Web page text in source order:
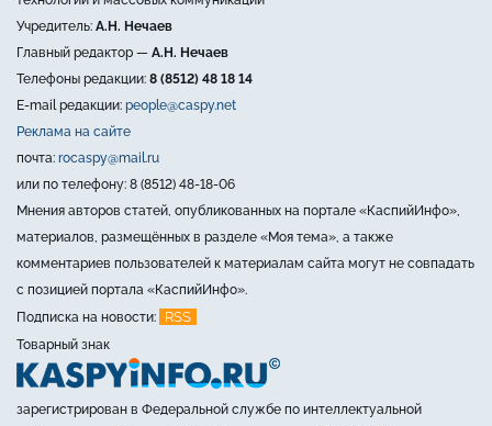
Учредитель: А.Н. Нечаев
Главный редактор — А.Н. Нечаев
Телефоны редакции: 8 (8512) 48 18 14
E-mail редакции: people@caspy.net
Реклама на сайте
почта: rocaspy@mail.ru
или по телефону: 8 (8512) 48-18-06
Мнения авторов статей, опубликованных на портале «КаспийИнфо»,
материалов, размещённых в разделе «Моя тема», а также
комментариев пользователей к материалам сайта могут не совпадать
с позицией портала «КаспийИнфо».
Подписка на новости:
RSS
Товарный знак
зарегистрирован в Федеральной службе по интеллектуальной